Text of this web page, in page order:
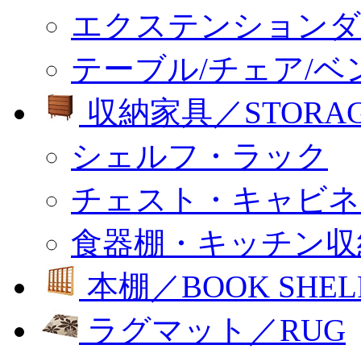
エクステンション
テーブル/チェア/ベ
収納家具／
シェルフ・ラック
チェスト・キャビ
食器棚・キッチン
本棚／BOOK
ラグマット／RUG